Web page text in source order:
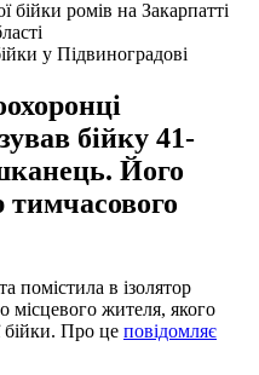
у Підвиноградові
бійку 41-
Його
тимчасового
помістила в ізолятор
місцевого жителя, якого
бійки. Про це повідомляє